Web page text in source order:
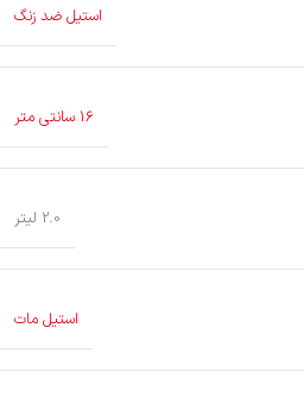
استیل ضد زنگ
16 سانتی متر
2.0 لیتر
استیل مات